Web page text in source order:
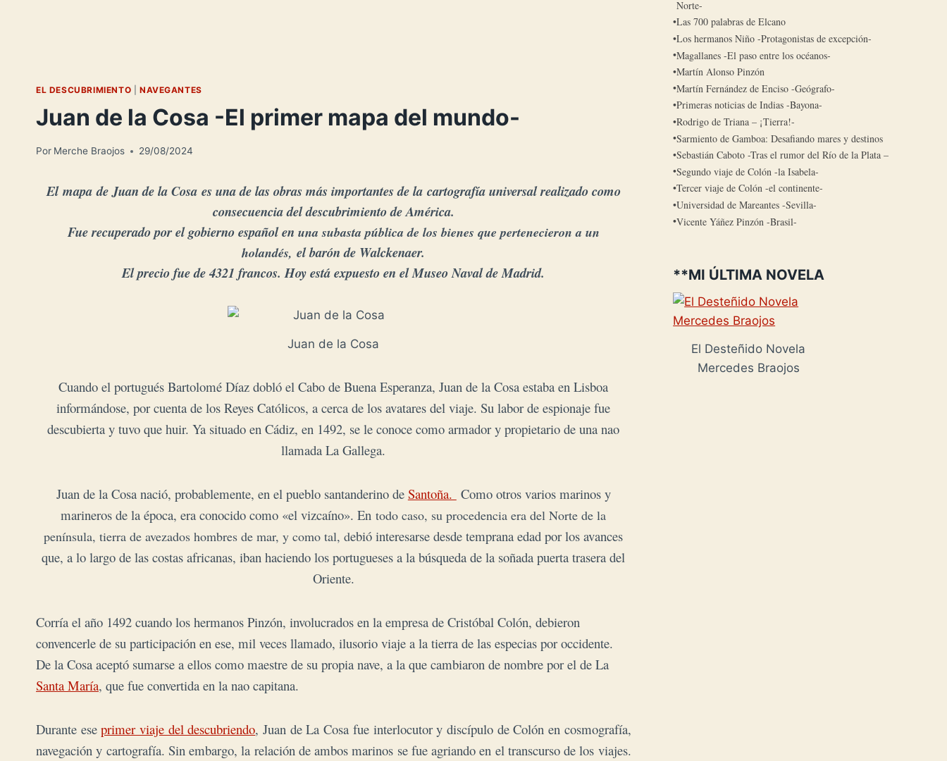
EL DESCUBRIMIENTO NAVEGANTES
Juan de la Cosa -El primer mapa del mundo-
Por Merche Braojos 29/08/2024
Elmapade Juan de la Cosa es una de las obras más importantes de la cartografía universal realizado como
consecuencia del descubrimiento de América.
Fue recuperado por el gobierno español en una subasta pública de los bienes que pertenecieron a un
holandés,el barón de Walckenaer.
El precio fue de 4321 francos. Hoy está expuesto en el Museo Naval de Madrid.
Juan de la Cosa
Cuando el portugués Bartolomé Díaz dobló el Cabo de Buena Esperanza, Juan de la Cosa estaba en Lisboa
informándose, por cuenta de los Reyes Católicos, a cerca de los avatares del viaje. Su labor de espionaje fue
descubierta y tuvo que huir. Ya situado en Cádiz, en 1492, se le conoce como armador y propietario de una nao
llamada La Gallega.
Juan de la Cosa nació, probablemente, en el pueblo santanderino de Santoña. Como otros varios marinos y
marineros de la época, era conocido como «el vizcaíno». En todo caso, su procedencia era del Norte de la
península, tierra de avezados hombres de mar, y como tal, debió interesarse desde temprana edad por los avances
que, a lo largo de las costas africanas, iban haciendo los portugueses a la búsqueda de la soñada puerta trasera del
Oriente.
Corría el año 1492 cuando los hermanos Pinzón, involucrados en la empresa de Cristóbal Colón, debieron
convencerle de su participación en ese, mil veces llamado, ilusorio viaje a la tierra de las especias por occidente.
De la Cosa aceptó sumarse a ellos como maestre de su propia nave, a la que cambiaron de nombre por el de La
Santa María, que fue convertida en la nao capitana.
Durante eseprimer viaje del descubriendo, Juan de La Cosa fue interlocutor y discípulo de Colón en cosmografía,
navegación y cartografía. Sin embargo, la relación de ambos marinos se fue agriando en el transcurso de los viajes.
Norte-
Las 700 palabras de Elcano
Los hermanos Niño -Protagonistas de excepción-
Magallanes -El paso entre los océanos-
Martín Alonso Pinzón
Martín Fernández de Enciso -Geógrafo-
Primeras noticias de Indias -Bayona-
Rodrigo de Triana – ¡Tierra!-
Sarmiento de Gamboa: Desafiando mares y destinos
Sebastián Caboto -Tras el rumor del Río de la Plata –
Segundo viaje de Colón -la Isabela-
Tercer viaje de Colón -el continente-
Universidad de Mareantes -Sevilla-
Vicente Yáñez Pinzón -Brasil-
**MI ÚLTIMA NOVELA
El Desteñido Novela
Mercedes Braojos